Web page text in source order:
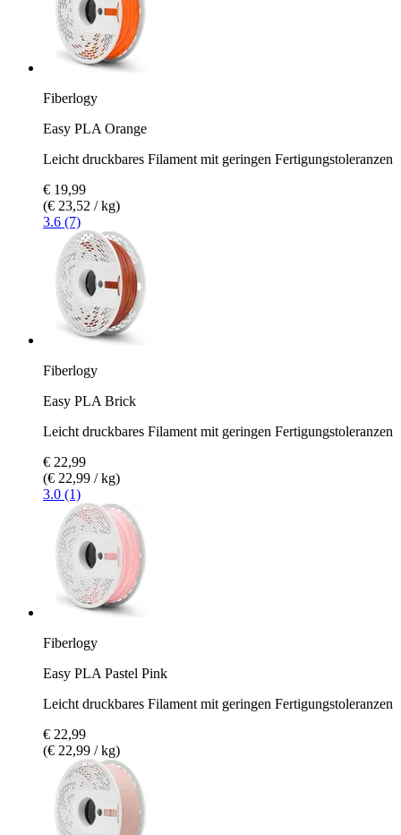
Fiberlogy
Easy PLA Orange
Leicht druckbares Filament mit geringen Fertigungstoleranzen
€ 19,99
(€ 23,52 / kg)
3.6 (7)
Fiberlogy
Easy PLA Brick
Leicht druckbares Filament mit geringen Fertigungstoleranzen
€ 22,99
(€ 22,99 / kg)
3.0 (1)
Fiberlogy
Easy PLA Pastel Pink
Leicht druckbares Filament mit geringen Fertigungstoleranzen
€ 22,99
(€ 22,99 / kg)